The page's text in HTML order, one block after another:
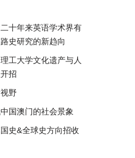
十年来英语学术界有
史研究的新趋向
工大学文化遗产与人
招
野
国澳门的社会景象
史&全球史方向招收